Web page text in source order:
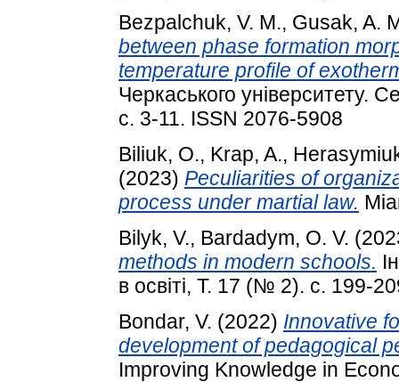
Bezpalchuk, V. M., Gusak, A.
between phase formation
temperature profile of
Черкаського університету.
с. 3-11. ISSN 2076-5908
Biliuk, O., Krap, A.,
(2023) Peculiarities of
process under martial law.
Bilyk, V., Bardadym, O. V.
methods in modern schools.
в освіті, Т. 17 (№ 2). с. 199-
Bondar, V. (2022) Innovative
development of pedagogical
Improving Knowledge in